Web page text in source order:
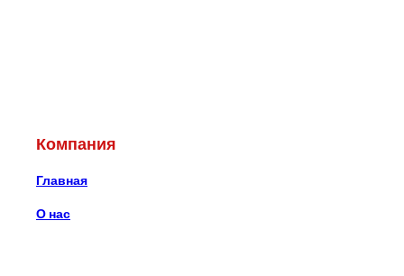
Компания
Главная
О нас